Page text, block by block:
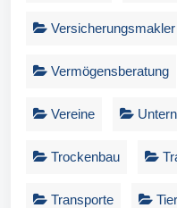
Versicherungsmakler
Vermögensberatung
Vereine
Trockenbau
Transporte